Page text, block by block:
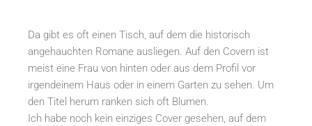
Da gibt es oft einen Tisch, auf dem die historisch
angehauchten Romane ausliegen. Auf den Covern ist
meist eine Frau von hinten oder aus dem Profil vor
irgendeinem Haus oder in einem Garten zu sehen. Um
den Titel herum ranken sich oft Blumen.
Ich habe noch kein einziges Cover gesehen, auf dem